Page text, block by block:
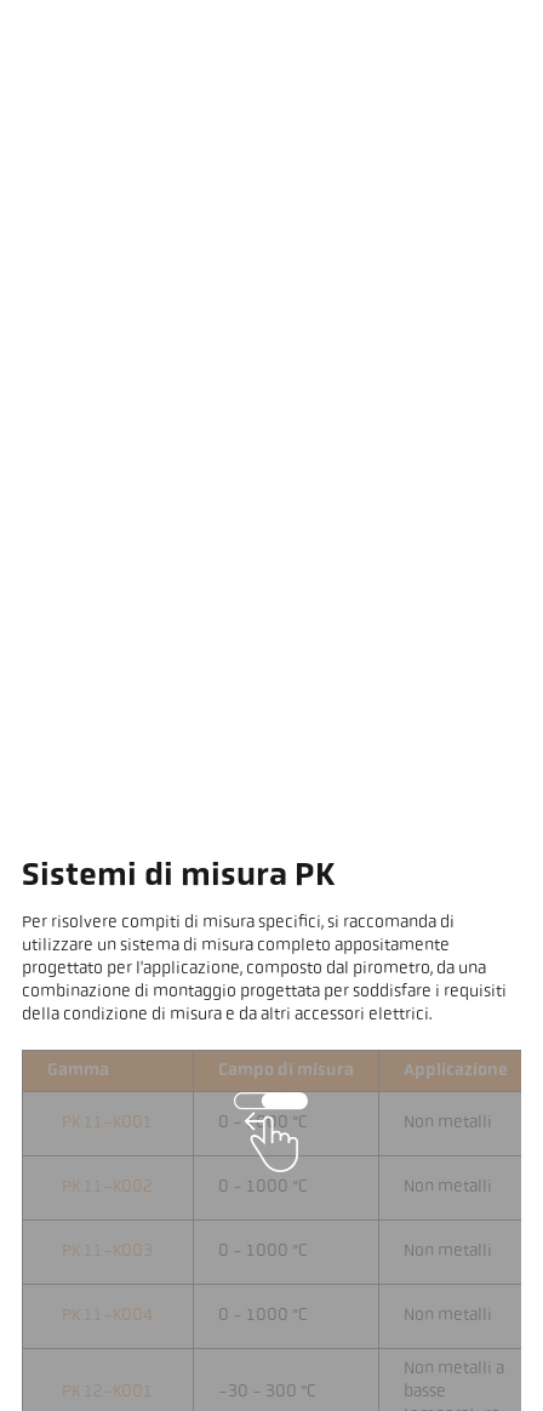
Sistemi di misura PK
Per risolvere compiti di misura specifici, si raccomanda di
utilizzare un sistema di misura completo appositamente
progettato per l'applicazione, composto dal pirometro, da una
combinazione di montaggio progettata per soddisfare i requisiti
della condizione di misura e da altri accessori elettrici.
Gamma Campo di misura Applicazione
PK 11-K001 0 - 1000 °C Non metalli
PK 11-K002 0 - 1000 °C Non metalli
PK 11-K003 0 - 1000 °C Non metalli
PK 11-K004 0 - 1000 °C Non metalli
PK 12-K001 -30 - 300 °C
Non metalli a
basse